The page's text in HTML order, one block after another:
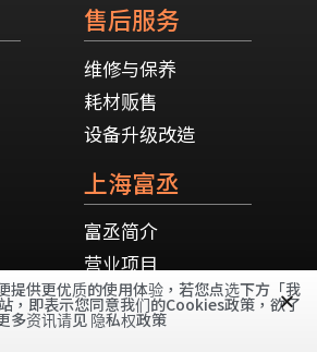
售后服务
维修与保养
耗材贩售
设备升级改造
上海富丞
富丞简介
营业项目
售后服务网络
维修培训基地
提供更优质的使用体验，若您点选下方「我
，即表示您同意我们的Cookies政策，欲了
多资讯请见 隐私权政策